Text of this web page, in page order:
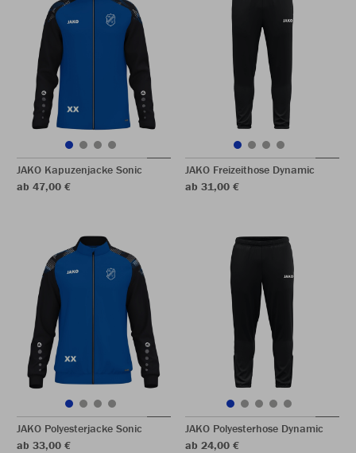
JAKO Kapuzenjacke Sonic
ab 47,00 €
JAKO Freizeithose Dynamic
ab 31,00 €
JAKO Polyesterjacke Sonic
ab 33,00 €
JAKO Polyesterhose Dynamic
ab 24,00 €